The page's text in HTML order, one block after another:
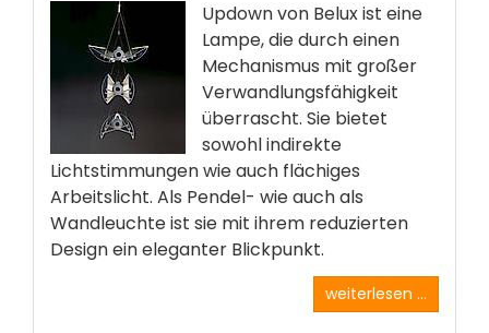
Updown von Belux ist eine
Lampe, die durch einen
Mechanismus mit großer
Verwandlungsfähigkeit
überrascht. Sie bietet
sowohl indirekte
Lichtstimmungen wie auch flächiges
Arbeitslicht. Als Pendel- wie auch als
Wandleuchte ist sie mit ihrem reduzierten
Design ein eleganter Blickpunkt.
weiterlesen ...